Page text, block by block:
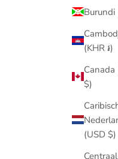
Burundi
(KHR ៛)
Canada
$)
(USD $)
Vastgoed tot
Cherry-Ann droeg
combinatie van